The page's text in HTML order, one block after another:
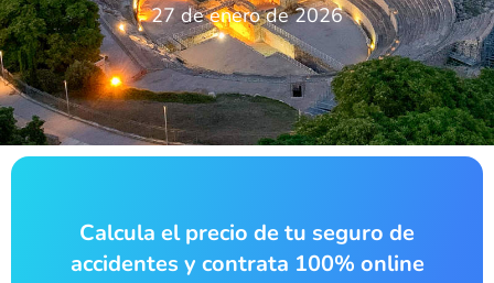
27 de enero de 2026
Calcula el precio de tu seguro de
accidentes y contrata 100% online